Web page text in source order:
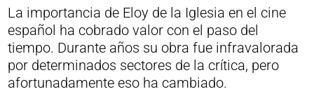
La importancia de Eloy de la Iglesia en el cine
español ha cobrado valor con el paso del
tiempo. Durante años su obra fue infravalorada
por determinados sectores de la crítica, pero
afortunadamente eso ha cambiado.